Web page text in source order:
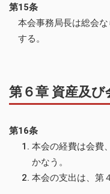
第15条
本会事務局長は総会
する。
第６章 資産及び
第16条
本会の経費は会費
かなう。
本会の支出は、第